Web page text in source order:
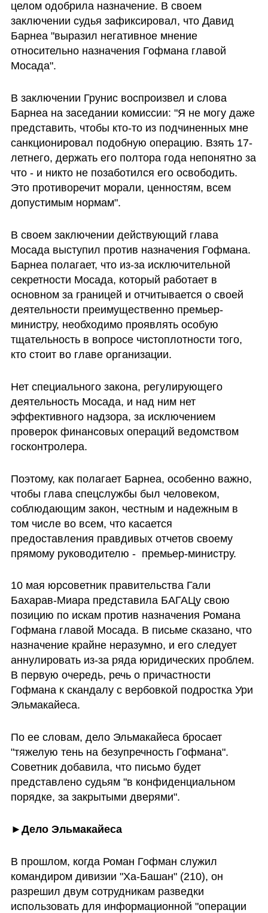
целом одобрила назначение. В своем
заключении судья зафиксировал, что Давид
Барнеа "выразил негативное мнение
относительно назначения Гофмана главой
Мосада".
В заключении Грунис воспроизвел и слова
Барнеа на заседании комиссии: "Я не могу даже
представить, чтобы кто-то из подчиненных мне
санкционировал подобную операцию. Взять 17-
летнего, держать его полтора года непонятно за
что - и никто не позаботился его освободить.
Это противоречит морали, ценностям, всем
допустимым нормам".
В своем заключении действующий глава
Мосада выступил против назначения Гофмана.
Барнеа полагает, что из-за исключительной
секретности Мосада, который работает в
основном за границей и отчитывается о своей
деятельности преимущественно премьер-
министру, необходимо проявлять особую
тщательность в вопросе чистоплотности того,
кто стоит во главе организации.
Нет специального закона, регулирующего
деятельность Мосада, и над ним нет
эффективного надзора, за исключением
проверок финансовых операций ведомством
госконтролера.
Поэтому, как полагает Барнеа, особенно важно,
чтобы глава спецслужбы был человеком,
соблюдающим закон, честным и надежным в
том числе во всем, что касается
предоставления правдивых отчетов своему
прямому руководителю -  премьер-министру.
10 мая юрсоветник правительства Гали
Бахарав-Миара представила БАГАЦу свою
позицию по искам против назначения Романа
Гофмана главой Мосада. В письме сказано, что
назначение крайне неразумно, и его следует
аннулировать из-за ряда юридических проблем.
В первую очередь, речь о причастности
Гофмана к скандалу с вербовкой подростка Ури
Эльмакайеса.
По ее словам, дело Эльмакайеса бросает
"тяжелую тень на безупречность Гофмана".
Советник добавила, что письмо будет
представлено судьям "в конфиденциальном
порядке, за закрытыми дверями".
►Дело Эльмакайеса
В прошлом, когда Роман Гофман служил
командиром дивизии "Ха-Башан" (210), он
разрешил двум сотрудникам разведки
использовать для информационной "операции